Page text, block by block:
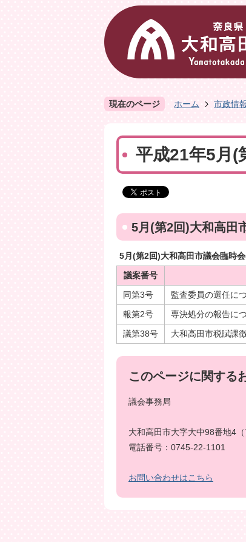
現在のページ ホーム 市政情
平成21年5月(
5月(第2回)大和高田
5月(第2回)大和高田市議会臨時
議案番号
同第3号
監査委員の選任に
報第2号
専決処分の報告に
議第38号
大和高田市税賦課
このページに関する
議会事務局
大和高田市大字大中98番地4（
電話番号：0745-22-1101
お問い合わせはこちら